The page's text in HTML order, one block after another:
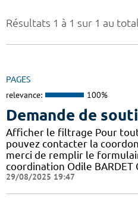
Résultats 1 à 1 sur 1 au total
PAGES
relevance: 100%
Demande de
Afficher le filtrage Pour
pouvez contacter la
merci de remplir le
coordination Odile BARDET
29/08/2025 19:47